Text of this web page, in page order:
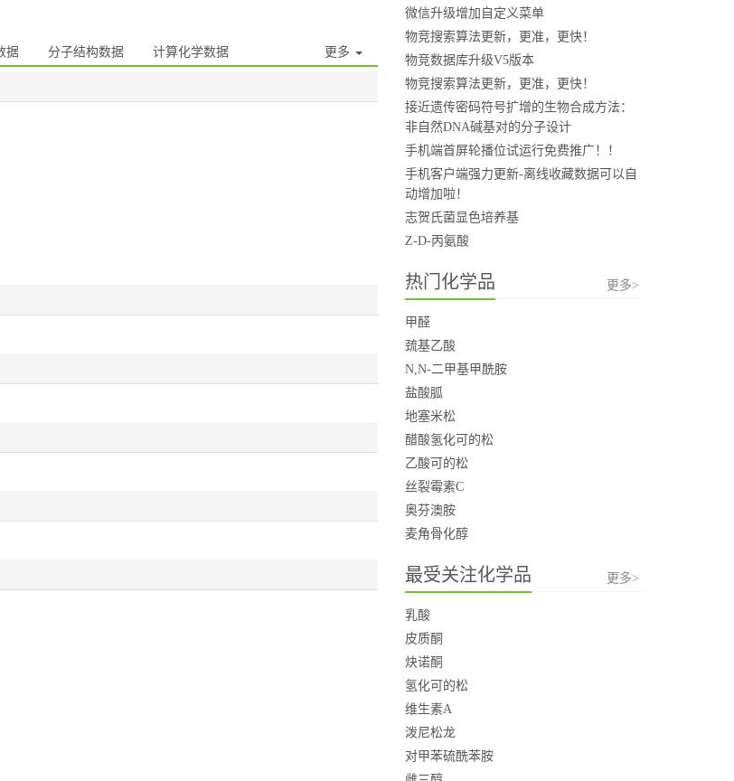
据 分子结构数据 计算化学数据 更多
微信升级增加自定义菜单
物竞搜索算法更新，更准，更快！
物竞数据库升级V5版本
物竞搜索算法更新，更准，更快！
接近遗传密码符号扩增的生物合成方法：
非自然DNA碱基对的分子设计
手机端首屏轮播位试运行免费推广！！
手机客户端强力更新-离线收藏数据可以自
动增加啦！
志贺氏菌显色培养基
Z-D-丙氨酸
热门化学品 更多>
甲醛
巯基乙酸
N,N-二甲基甲酰胺
盐酸胍
地塞米松
醋酸氢化可的松
乙酸可的松
丝裂霉素C
奥芬澳胺
麦角骨化醇
最受关注化学品 更多>
乳酸
皮质酮
炔诺酮
氢化可的松
维生素A
泼尼松龙
对甲苯硫酰苯胺